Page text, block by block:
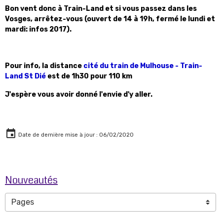
Bon vent donc à Train-Land et si vous passez dans les
Vosges, arrêtez-vous (ouvert de 14 à 19h, fermé le lundi et
mardi: infos 2017).
Pour info, la distance cité du train de Mulhouse - Train-
Land St Dié est de 1h30 pour 110 km
J'espère vous avoir donné l'envie d'y aller.
Date de dernière mise à jour : 06/02/2020
Nouveautés